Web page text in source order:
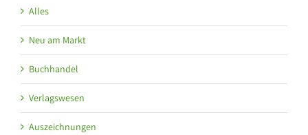
Alles
Neu am Markt
Buchhandel
Verlagswesen
Auszeichnungen